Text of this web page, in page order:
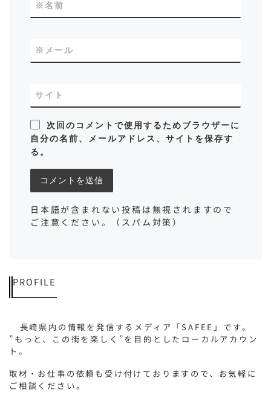
名前
※
メール
※
サイト
次回のコメントで使用するためブラウザーに
自分の名前、メールアドレス、サイトを保存す
る。
日本語が含まれない投稿は無視されますので
ご注意ください。（スパム対策）
PROFILE
長崎県内の情報を発信するメディア「SAFEE」です。
”もっと、この街を楽しく”を目的としたローカルアカウン
ト。
取材・お仕事の依頼も受け付けておりますので、お気軽に
ご相談ください。